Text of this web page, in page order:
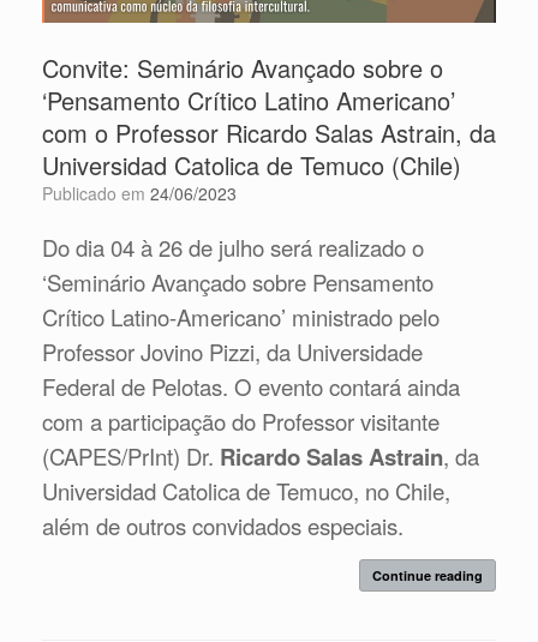
Convite: Seminário Avançado sobre o
‘Pensamento Crítico Latino Americano’
com o Professor Ricardo Salas Astrain, da
Universidad Catolica de Temuco (Chile)
Publicado em 24/06/2023
Do dia 04 à 26 de julho será realizado o
‘Seminário Avançado sobre Pensamento
Crítico Latino-Americano’ ministrado pelo
ProfessorJovino Pizzi, da Universidade
Federal de Pelotas. O evento contará ainda
com a participação do Professor visitante
(CAPES/PrInt) Dr. Ricardo Salas Astrain, da
Universidad Catolica de Temuco, no Chile,
além de outros convidados especiais.
Continue reading